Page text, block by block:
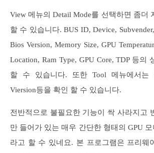
View 메뉴의 Detail Mode를 선택하면 좀더
할 수 있습니다. BUS ID, Device,
Bios Version, Memory Size, GPU
Location, Ram Type, GPU Core, TDP 등의
할 수 있습니다. 또한 Tool 메뉴에서는
Viersion등을 확인 할 수 있습니다.
전반적으로 불필요한 기능이 싹 사라지고
만 들어가 있는 매우 간단한 형태의 GPU 모
라고 할 수 있네요. 본 프로그램은 프리웨